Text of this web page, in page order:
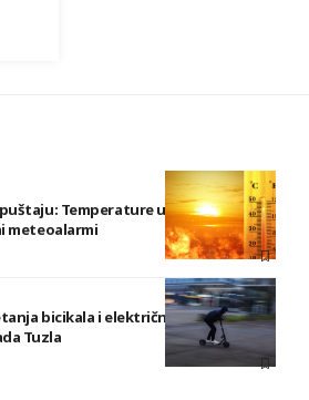
Temperature u BiH i do 41
meteoalarmi
bicikala i električnih romobila u
Tuzla